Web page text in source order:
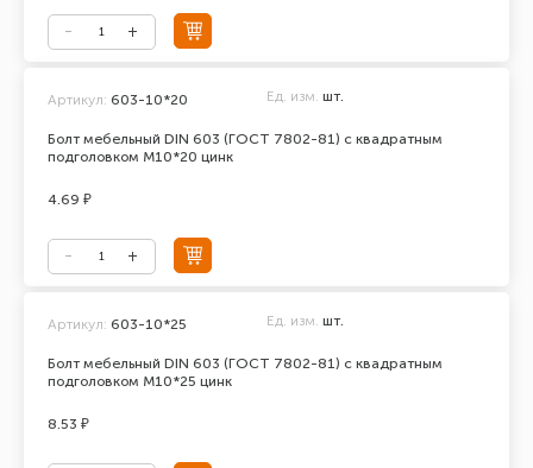
Болт мебельный DIN 603 (ГОСТ 7802-81) с квадратным
подголовком М10*20 цинк
Артикул: 603-10*20 Ед. изм. шт.
4.69 ₽
Болт мебельный DIN 603 (ГОСТ 7802-81) с квадратным
подголовком М10*25 цинк
Артикул: 603-10*25 Ед. изм. шт.
8.53 ₽